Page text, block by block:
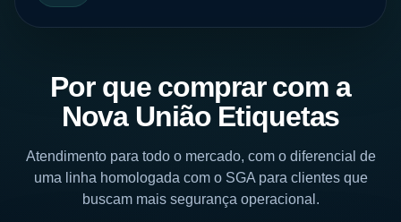
Por que comprar com a
Nova União Etiquetas
Atendimento para todo o mercado, com o diferencial de
uma linha homologada com o SGA para clientes que
buscam mais segurança operacional.